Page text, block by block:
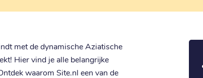
met de dynamische Aziatische
Hier vind je alle belangrijke
waarom Site.nl een van de